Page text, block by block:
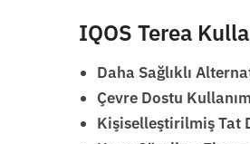
IQOS Terea
Daha Sağlıklı
Çevre Dostu
Kişiselleştirilmiş Tat